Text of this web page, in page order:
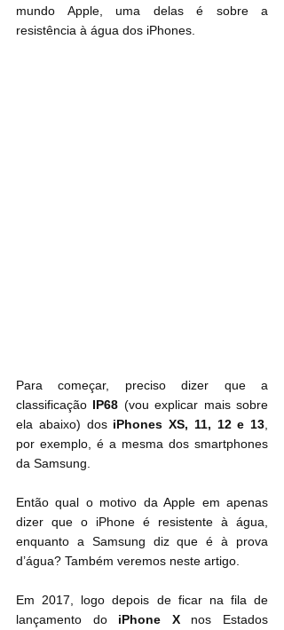
mundo Apple, uma delas é sobre a
resistência à água dos iPhones.
Para começar, preciso dizer que a
classificação IP68 (vou explicar mais sobre
ela abaixo) dos iPhones XS, 11, 12 e 13
por exemplo, é a mesma dos smartphones
da Samsung.
Então qual o motivo da Apple em apenas
dizer que o iPhone é resistente à água,
enquanto a Samsung diz que é à prova
d’água? Também veremos neste artigo.
Em 2017, logo depois de ficar na fila de
lançamento do iPhone X nos Estados